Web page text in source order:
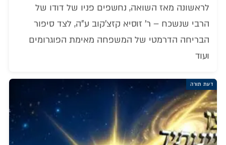
לראשונה מאז השואה, נחשפים פניו של דודו של
הרבי שנשכח – ר' זוסיא קזצ'קוב ע"ה, לצד סיפור
הבריחה הדרמטי של המשפחה מאימת הפוגרומים
ועוד
דעת תורה